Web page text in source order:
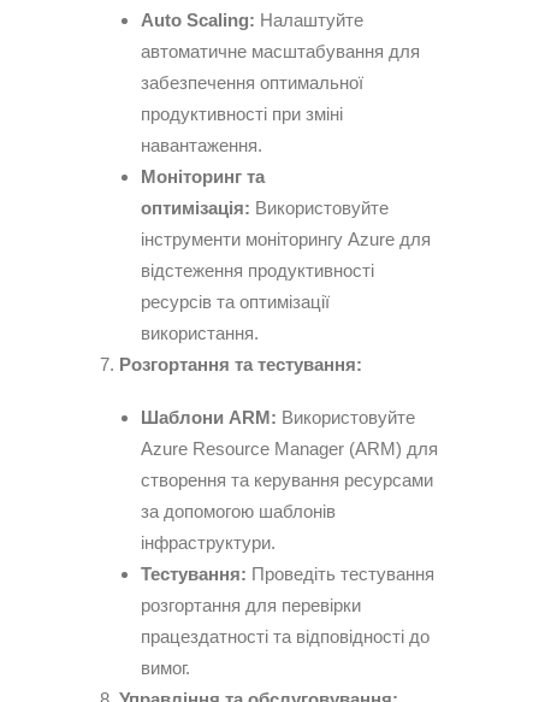
Auto Scaling: Налаштуйте
автоматичне масштабування для
забезпечення оптимальної
продуктивності при зміні
навантаження.
Моніторинг та
оптимізація: Використовуйте
інструменти моніторингу Azure для
відстеження продуктивності
ресурсів та оптимізації
використання.
Розгортання та тестування:
Шаблони ARM: Використовуйте
Azure Resource Manager (ARM) для
створення та керування ресурсами
за допомогою шаблонів
інфраструктури.
Тестування: Проведіть тестування
розгортання для перевірки
працездатності та відповідності до
вимог.